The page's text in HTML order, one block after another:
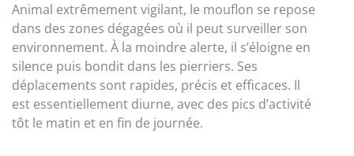
Animal extrêmement vigilant, le mouflon se repose
dans des zones dégagées où il peut surveiller son
environnement. À la moindre alerte, il s’éloigne en
silence puis bondit dans les pierriers. Ses
déplacements sont rapides, précis et efficaces. Il
est essentiellement diurne, avec des pics d’activité
tôt le matin et en fin de journée.